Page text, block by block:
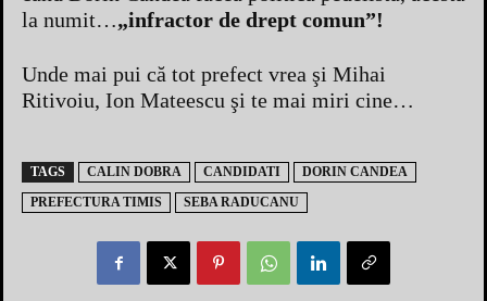
la numit…„infractor de drept comun”!
Unde mai pui că tot prefect vrea şi Mihai
Ritivoiu, Ion Mateescu şi te mai miri cine…
TAGS CALIN DOBRA CANDIDATI
DORIN CANDEA
PREFECTURA TIMIS
SEBA RADUCANU